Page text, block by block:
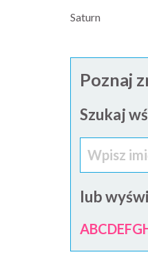
Saturn
Poznaj
Szukaj
lub
ABCDEFG